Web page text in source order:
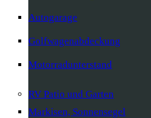
Autogarage
Golfwagenabdeckung
Motorradunterstand
RV Patio und Garten
Markisen, Sonnensegel